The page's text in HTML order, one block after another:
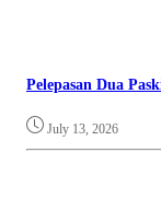
Pelepasan Dua
July 13, 2026